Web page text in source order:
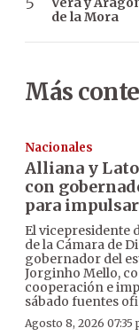
de la Mora
Más
Nacionales
Alliana y
con
para
El vicepresidente
de la Cámara de
gobernador del
Jorginho Mello,
cooperación e
sábado fuentes
Agosto 8, 2026 07:35